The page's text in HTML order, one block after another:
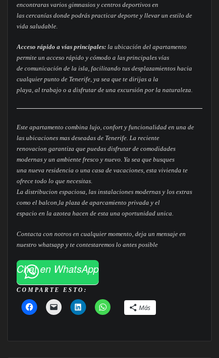
encontraras varios gimnasios y centros deportivos en
las cercanías donde podrás practicar deporte y llevar un estilo de
vida saludable.
Acceso rápido a vías principales:la ubicación del apartamento
permite un acceso rápido y cómodo a las principales vías
de comunicación de la isla, facilitando tus desplazamientos hacia
cualquier punto de Tenerife, ya sea que te dirijas a la
playa, al trabajo o a disfrutar de una excursión por la naturaleza.
Este apartamento combina lujo, confort y funcionalidad en una de
las ubicaciones mas deseadas de Tenerife. La reciente
renovacion garantiza que puedas disfrutar de comodidades
modernas y un ambiente fresco y nuevo. Ya sea que busques
una nueva residencia o una casa de vacaciones, esta vivienda te
ofrece todo lo que necesitas.
La distribucion espaciosa, las instalaciones modernas y los extras
como el balcon,la plaza de aparcamiento privada y el
espacio en la azotea hacen de esta una oportunidad unica.
Contacta con notros en cualquier momento, deja un mensaje en
nuestro whatsapp y te contestaremos lo antes posible
Chat en WhatsApp
COMPARTE ESTO:
Más